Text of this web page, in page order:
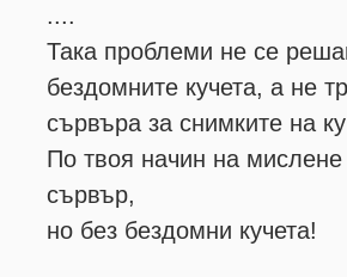
....
Така проблеми не се
бездомните кучета, а не
сървъра за снимките на
По твоя начин на мислене
сървър,
но без бездомни кучета!